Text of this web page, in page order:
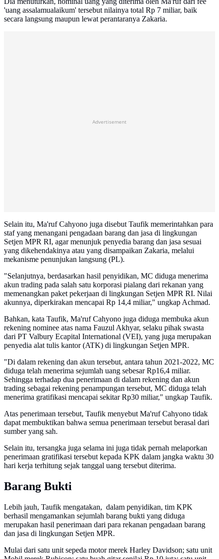
'uang assalamualaikum' tersebut nilainya total Rp 7 miliar, baik
secara langsung maupun lewat perantaranya Zakaria.
Advertisement
Selain itu, Ma'ruf Cahyono juga disebut Taufik memerintahkan para
staf yang menangani pengadaan barang dan jasa di lingkungan
Setjen MPR RI, agar menunjuk penyedia barang dan jasa sesuai
yang dikehendakinya atau yang disampaikan Zakaria, melalui
mekanisme penunjukan langsung (PL).
"Selanjutnya, berdasarkan hasil penyidikan, MC diduga menerima
akun trading pada salah satu korporasi pialang dari rekanan yang
memenangkan paket pekerjaan di lingkungan Setjen MPR RI. Nilai
akunnya, diperkirakan mencapai Rp 14,4 miliar," ungkap Achmad.
Bahkan, kata Taufik, Ma'ruf Cahyono juga diduga membuka akun
rekening nominee atas nama Fauzul Akhyar, selaku pihak swasta
dari PT Valbury Ecapital International (VEI), yang juga merupakan
penyedia alat tulis kantor (ATK) di lingkungan Setjen MPR.
"Di dalam rekening dan akun tersebut, antara tahun 2021-2022, MC
diduga telah menerima sejumlah uang sebesar Rp16,4 miliar.
Sehingga terhadap dua penerimaan di dalam rekening dan akun
trading sebagai rekening penampungan tersebut, MC diduga telah
menerima gratifikasi mencapai sekitar Rp30 miliar," ungkap Taufik.
Atas penerimaan tersebut, Taufik menyebut Ma'ruf Cahyono tidak
dapat membuktikan bahwa semua penerimaan tersebut berasal dari
sumber yang sah.
Selain itu, tersangka juga selama ini juga tidak pernah melaporkan
penerimaan gratifikasi tersebut kepada KPK dalam jangka waktu 30
hari kerja terhitung sejak tanggal uang tersebut diterima.
Barang Bukti
Lebih jauh, Taufik mengatakan, dalam penyidikan, tim KPK
berhasil mengamankan sejumlah barang bukti yang diduga
merupakan hasil penerimaan dari para rekanan pengadaan barang
dan jasa di lingkungan Setjen MPR.
Mulai dari satu unit sepeda motor merek Harley Davidson; satu unit